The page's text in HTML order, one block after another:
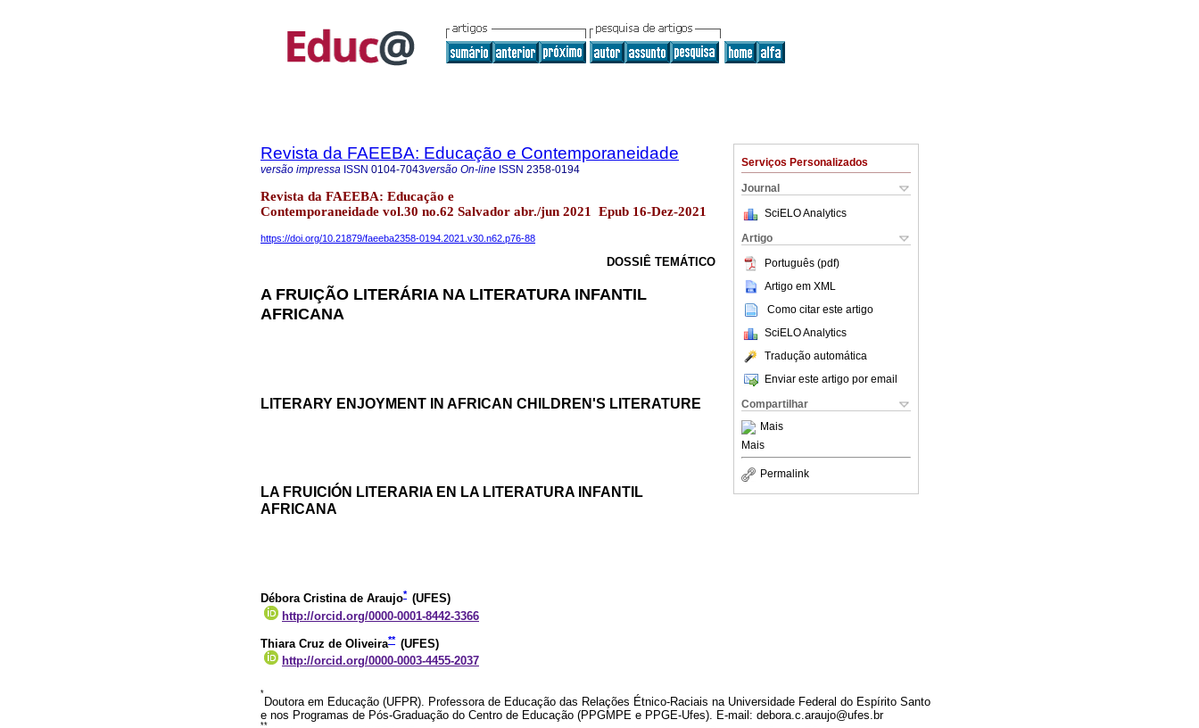
Serviços Personalizados
Journal
SciELO Analytics
Artigo
Português (pdf)
Artigo em XML
Como citar este artigo
SciELO Analytics
Tradução automática
Enviar este artigo por email
Compartilhar
Mais
Mais
Permalink
Revista da FAEEBA: Educação e Contemporaneidade
versão impressa ISSN 0104-7043versão On-line ISSN 2358-0194
Revista da FAEEBA: Educação e
Contemporaneidade vol.30 no.62 Salvador abr./jun 2021 Epub 16-Dez-2021
https://doi.org/10.21879/faeeba2358-0194.2021.v30.n62.p76-88
DOSSIÊ TEMÁTICO
A FRUIÇÃO LITERÁRIA NA LITERATURA INFANTIL
AFRICANA
LITERARY ENJOYMENT IN AFRICAN CHILDREN'S LITERATURE
LA FRUICIÓN LITERARIA EN LA LITERATURA INFANTIL
AFRICANA
Débora Cristina de Araujo* (UFES)
http://orcid.org/0000-0001-8442-3366
Thiara Cruz de Oliveira** (UFES)
http://orcid.org/0000-0003-4455-2037
*
Doutora em Educação (UFPR). Professora de Educação das Relações Étnico-Raciais na Universidade Federal do Espírito Santo
e nos Programas de Pós-Graduação do Centro de Educação (PPGMPE e PPGE-Ufes). E-mail: debora.c.araujo@ufes.br
**